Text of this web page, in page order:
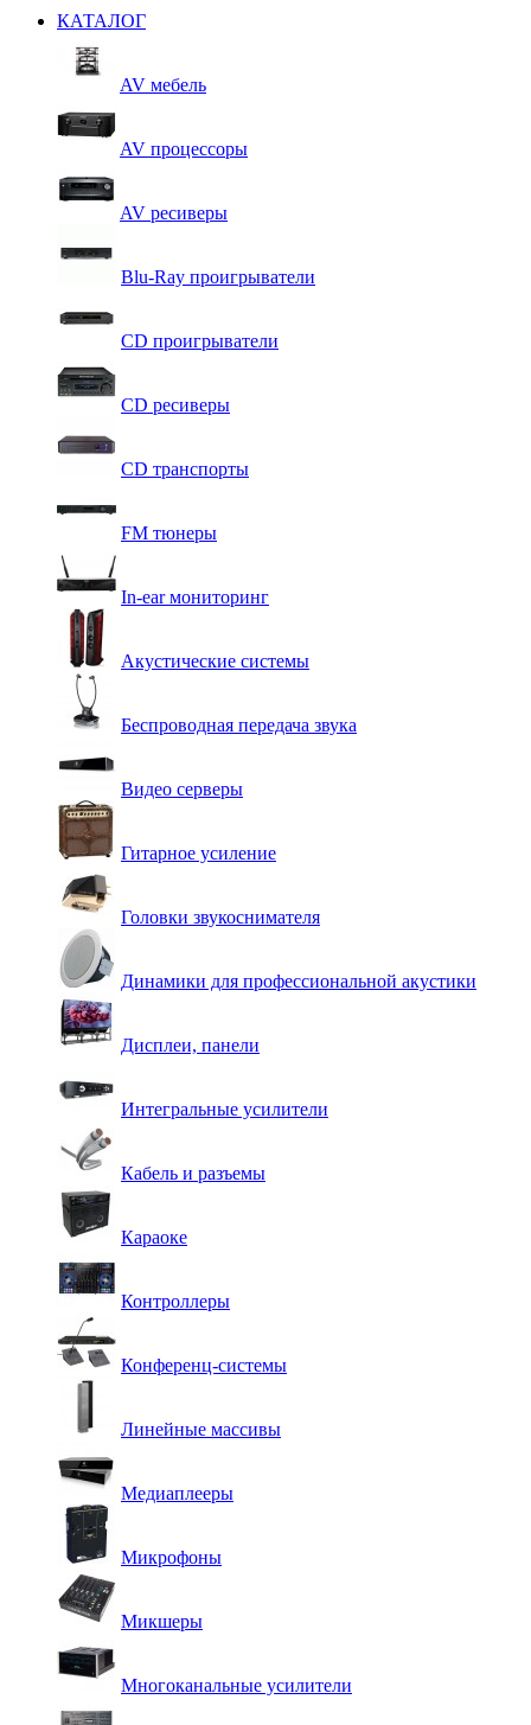
КАТАЛОГ
AV мебель
AV процессоры
AV ресиверы
Blu-Ray проигрыватели
CD проигрыватели
CD ресиверы
CD транспорты
FM тюнеры
In-ear мониторинг
Акустические системы
Беспроводная передача звука
Видео серверы
Гитарное усиление
Головки звукоснимателя
Динамики для профессиональной акустики
Дисплеи, панели
Интегральные усилители
Кабель и разъемы
Караоке
Контроллеры
Конференц-системы
Линейные массивы
Медиаплееры
Микрофоны
Микшеры
Многоканальные усилители